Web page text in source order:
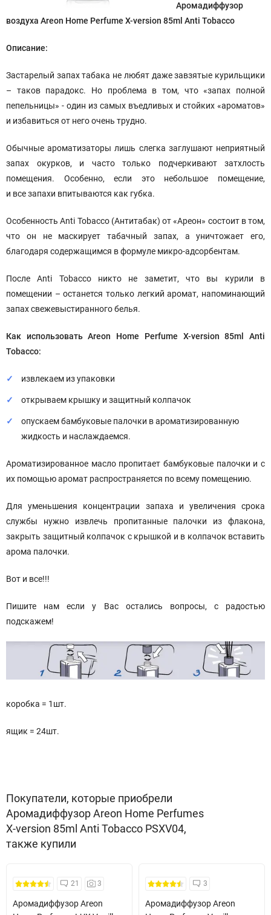
Аромадиффузор
воздуха Areon Home Perfume X-version 85ml Anti Tobacco
Описание:
Застарелый запах табака не любят даже завзятые курильщики
– таков парадокс. Но проблема в том, что «запах полной
пепельницы» - один из самых въедливых и стойких «ароматов»
и избавиться от него очень трудно.
Обычные ароматизаторы лишь слегка заглушают неприятный
запах окурков, и часто только подчеркивают затхлость
помещения. Особенно, если это небольшое помещение,
и все запахи впитываются как губка.
Особенность Anti Tobacco (Антитабак) от «Ареон» состоит в том,
что он не маскирует табачный запах, а уничтожает его,
благодаря содержащимся в формуле микро-адсорбентам.
После Anti Tobacco никто не заметит, что вы курили в
помещении – останется только легкий аромат, напоминающий
запах свежевыстиранного белья.
Как использовать Areon Home Perfume X-version 85ml Anti
Tobacco:
извлекаем из упаковки
открываем крышку и защитный колпачок
опускаем бамбуковые палочки в ароматизированную
жидкость и наслаждаемся.
Ароматизированное масло пропитает бамбуковые палочки и с
их помощью аромат распространяется по всему помещению.
Для уменьшения концентрации запаха и увеличения срока
службы нужно извлечь пропитанные палочки из флакона,
закрыть защитный колпачок с крышкой и в колпачок вставить
арома палочки.
Вот и все!!!
Пишите нам если у Вас остались вопросы, с радостью
подскажем!
коробка = 1шт.
ящик = 24шт.
Покупатели, которые приобрели
Аромадиффузор Areon Home Perfumes
X-version 85ml Anti Tobacco PSXV04,
также купили
21 3
Аромадиффузор Areon
Безкоштовна Доставка
3
Аромадиффузор Areon